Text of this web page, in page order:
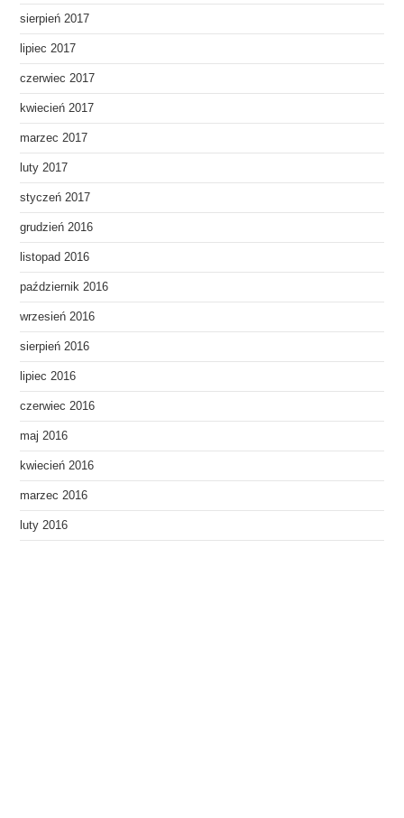
sierpień 2017
lipiec 2017
czerwiec 2017
kwiecień 2017
marzec 2017
luty 2017
styczeń 2017
grudzień 2016
listopad 2016
październik 2016
wrzesień 2016
sierpień 2016
lipiec 2016
czerwiec 2016
maj 2016
kwiecień 2016
marzec 2016
luty 2016